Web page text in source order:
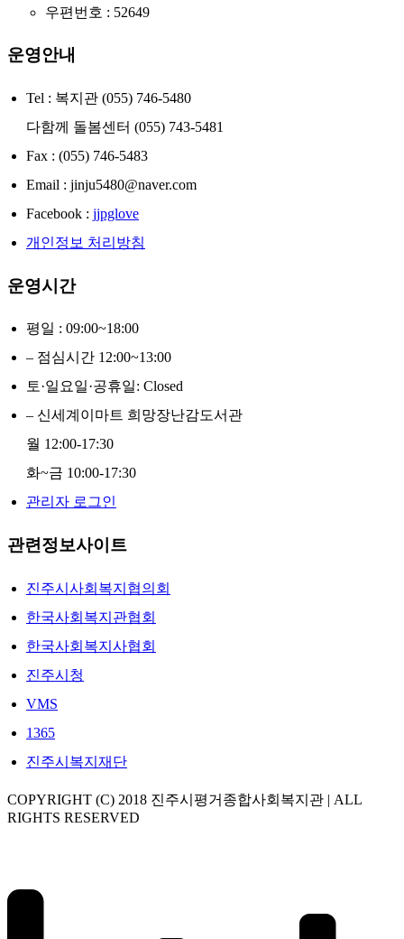
우편번호 : 52649
운영안내
Tel : 복지관 (055) 746-5480
다함께 돌봄센터 (055) 743-5481
Fax : (055) 746-5483
Email : jinju5480@naver.com
Facebook : jjpglove
개인정보 처리방침
운영시간
평일 : 09:00~18:00
– 점심시간 12:00~13:00
토·일요일·공휴일: Closed
– 신세계이마트 희망장난감도서관
월 12:00-17:30
화~금 10:00-17:30
관리자 로그인
관련정보사이트
진주시사회복지협의회
한국사회복지관협회
한국사회복지사협회
진주시청
VMS
1365
진주시복지재단
COPYRIGHT (C) 2018 진주시평거종합사회복지관 | ALL
RIGHTS RESERVED